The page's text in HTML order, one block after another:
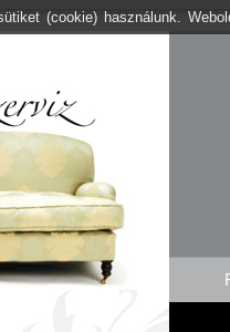
(cookie) használunk.